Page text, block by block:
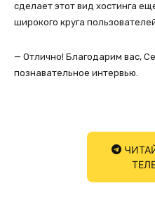
сделает этот вид хостинга
широкого круга
— Отлично! Благодарим вас,
познавательное интервью.